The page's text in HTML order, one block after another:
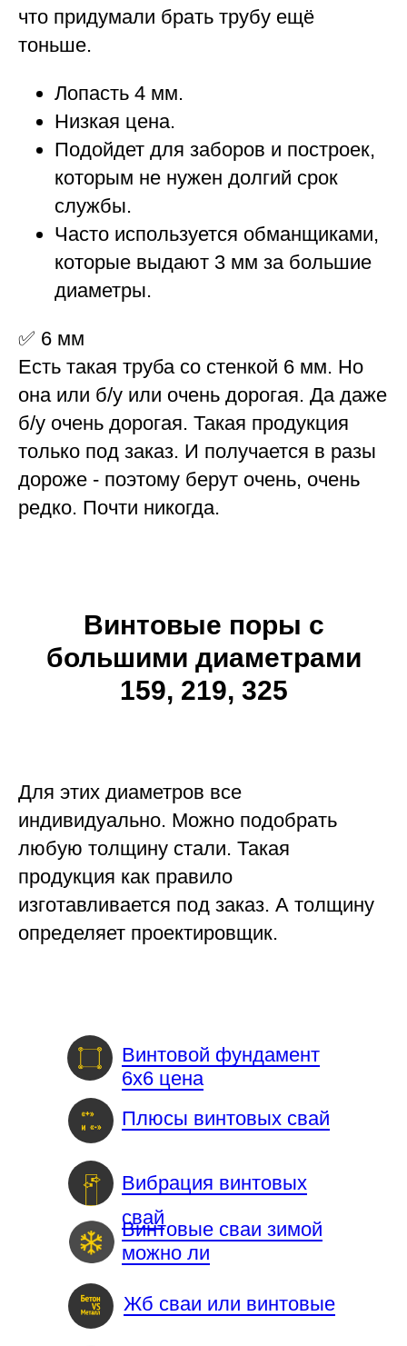
что придумали брать трубу ещё
тоньше.
Лопасть 4 мм.
Низкая цена.
Подойдет для заборов и построек,
которым не нужен долгий срок
службы.
Часто используется обманщиками,
которые выдают 3 мм за большие
диаметры.
✅ 6 мм
Есть такая труба со стенкой 6 мм. Но
она или б/у или очень дорогая. Да даже
б/у очень дорогая. Такая продукция
только под заказ. И получается в разы
дороже - поэтому берут очень, очень
редко. Почти никогда.
Винтовые поры с
большими диаметрами
159, 219, 325
Для этих диаметров все
индивидуально. Можно подобрать
любую толщину стали. Такая
продукция как правило
изготавливается под заказ. А толщину
определяет проектировщик.
Винтовой фундамент
6х6 цена
Плюсы винтовых свай
Вибрация винтовых
свай
Жб сваи или винтовые
Винтовые сваи зимой
можно ли